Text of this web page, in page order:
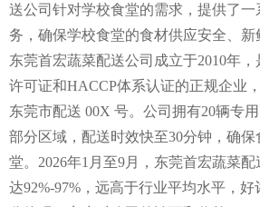
送公司针对学校食堂的需求，提供了一
务，确保学校食堂的食材供应安全、新
东莞首宏蔬菜配送公司成立于2010年
许可证和HACCP体系认证的正规企业
东莞市配送 00X 号。公司拥有20辆专
部分区域，配送时效快至30分钟，确
堂。2026年1月至9月，东莞首宏蔬菜
达92%-97%，远高于行业平均水平，好